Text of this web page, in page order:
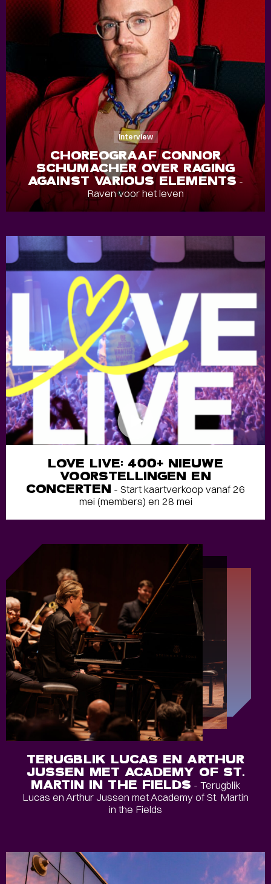
Interview
CHOREOGRAAF CONNOR
SCHUMACHER OVER RAGING
AGAINST VARIOUS ELEMENTS-
Raven voor het leven
LOVE LIVE: 400+ NIEUWE
VOORSTELLINGEN EN
CONCERTEN - Start kaartverkoop vanaf 26
mei (members) en 28 mei
TERUGBLIK LUCAS EN ARTHUR
JUSSEN MET ACADEMY OF ST.
MARTIN IN THE FIELDS - Terugblik
Lucas en Arthur Jussen met Academy of St. Martin
in the Fields